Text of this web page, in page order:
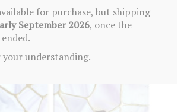
for purchase, but shipping
September 2026, once the
understanding.